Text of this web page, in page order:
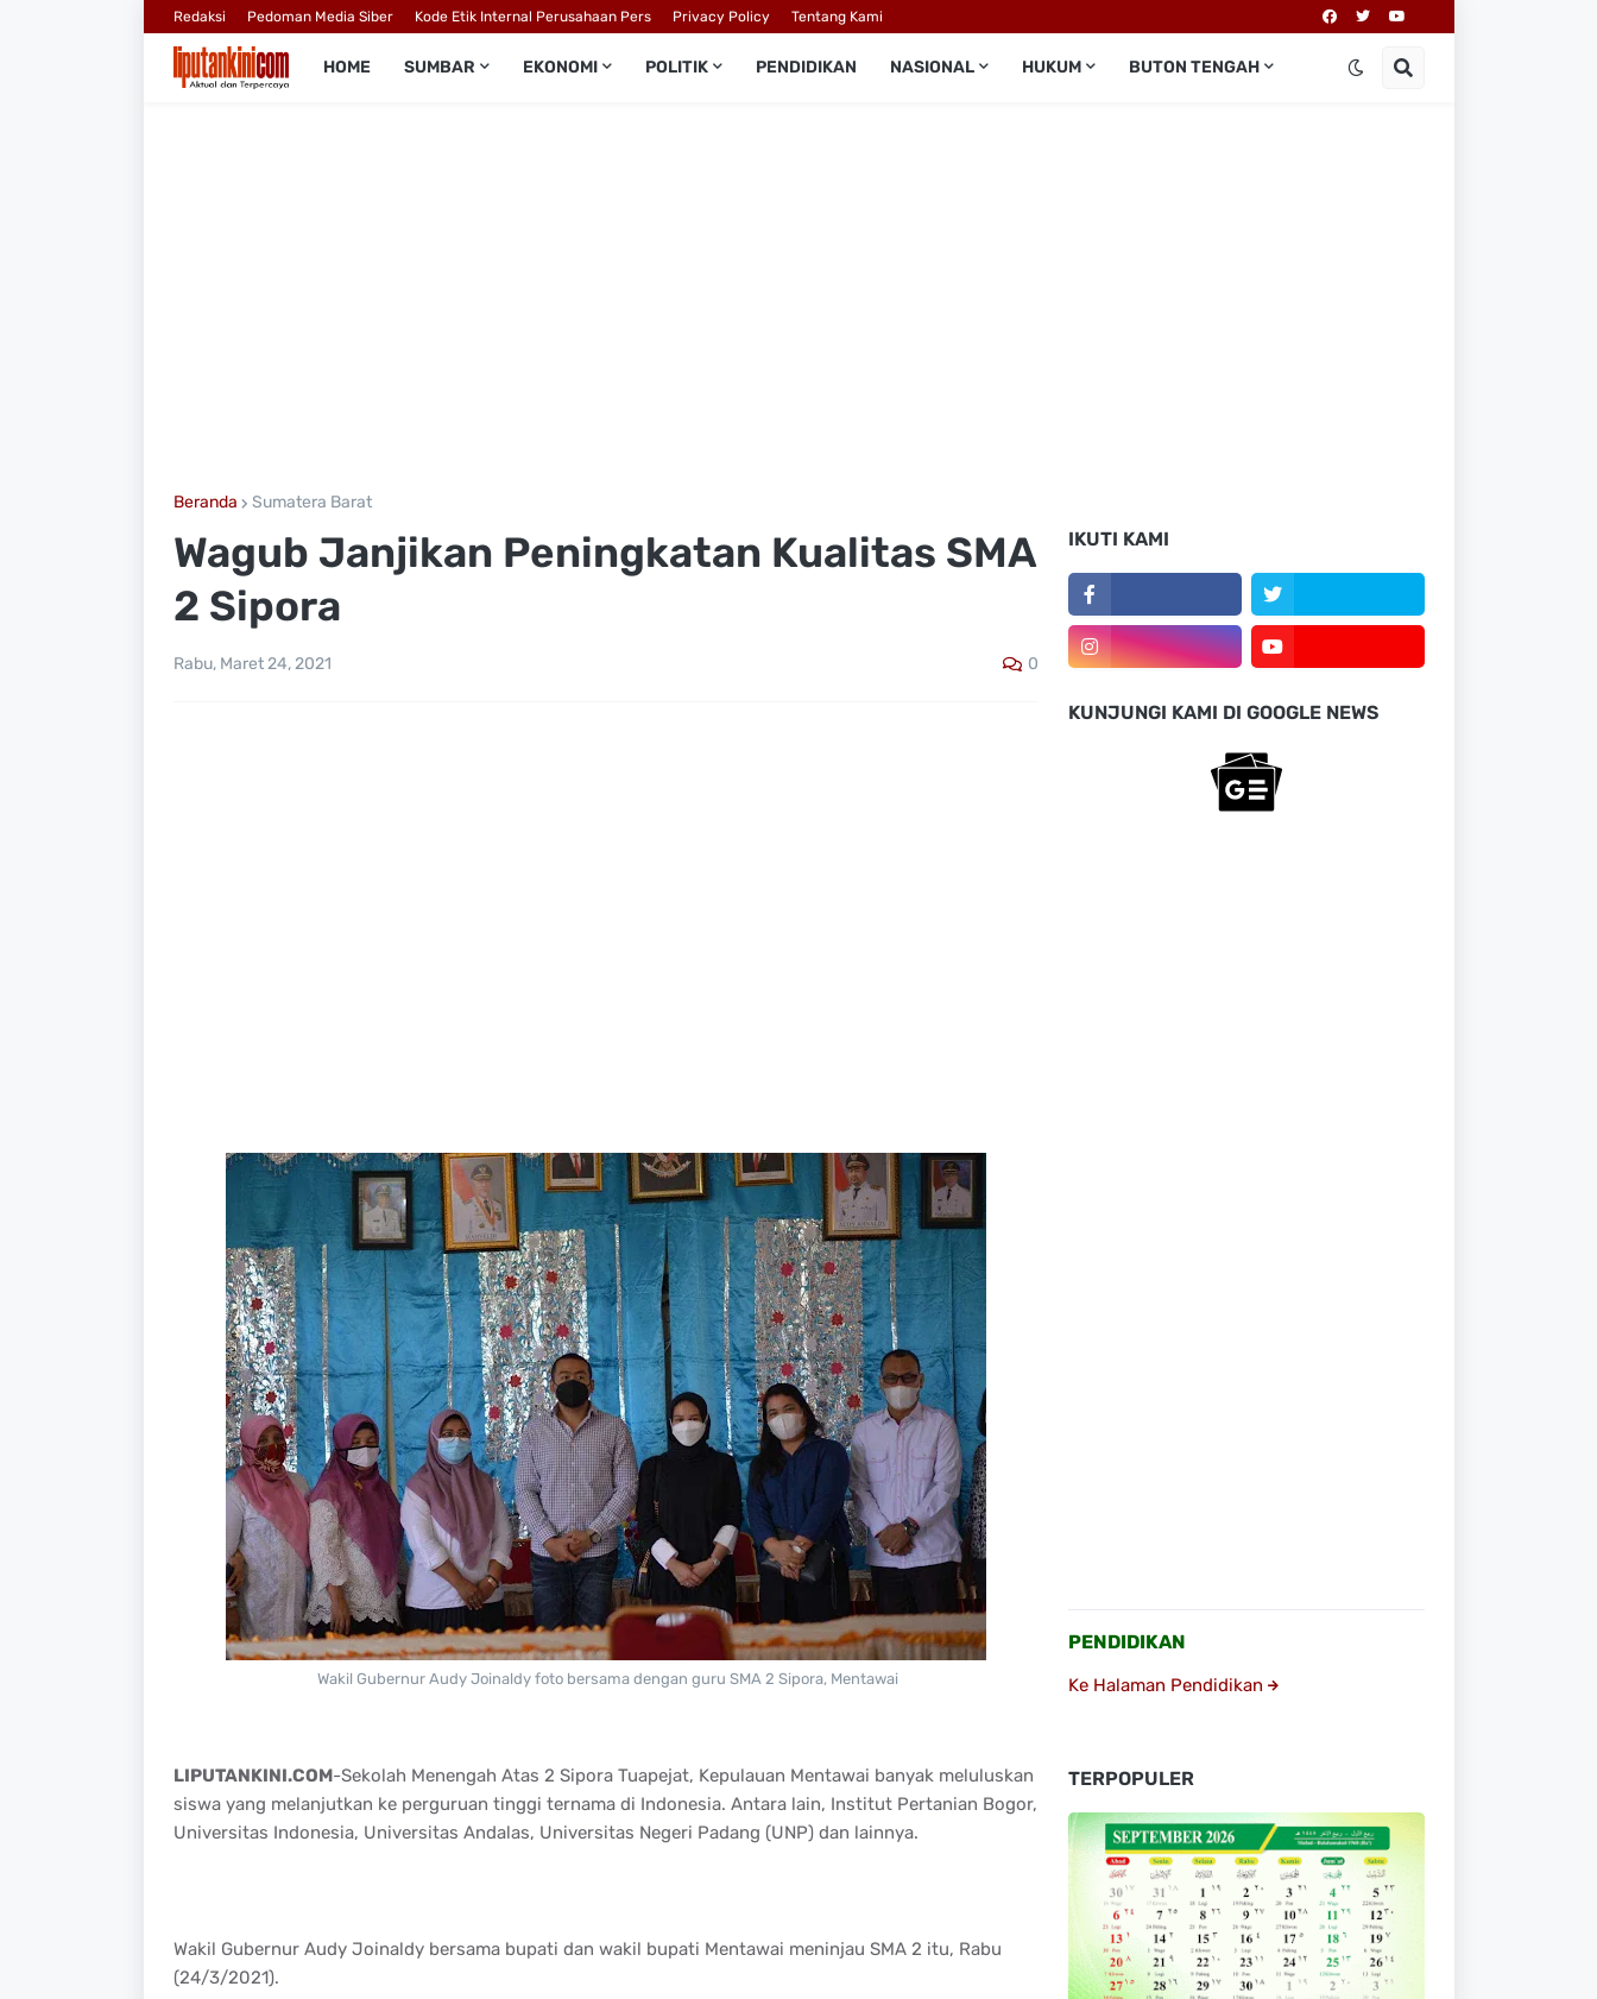
Redaksi Pedoman Media Siber Kode Etik Internal Perusahaan Pers Privacy Policy Tentang Kami
HOME SUMBAR EKONOMI POLITIK PENDIDIKAN NASIONAL HUKUM BUTON TENGAH
Beranda Sumatera Barat
Wagub Janjikan Peningkatan Kualitas SMA
2 Sipora
Rabu, Maret 24, 2021 0
Wakil Gubernur Audy Joinaldy foto bersama dengan guru SMA 2 Sipora, Mentawai
LIPUTANKINI.COM-Sekolah Menengah Atas 2 Sipora Tuapejat, Kepulauan Mentawai banyak meluluskan
siswa yang melanjutkan ke perguruan tinggi ternama di Indonesia. Antara lain, Institut Pertanian Bogor,
Universitas Indonesia, Universitas Andalas, Universitas Negeri Padang (UNP) dan lainnya.
Wakil Gubernur Audy Joinaldy bersama bupati dan wakil bupati Mentawai meninjau SMA 2 itu, Rabu
(24/3/2021).
IKUTI KAMI
KUNJUNGI KAMI DI GOOGLE NEWS
PENDIDIKAN
Ke Halaman Pendidikan
TERPOPULER